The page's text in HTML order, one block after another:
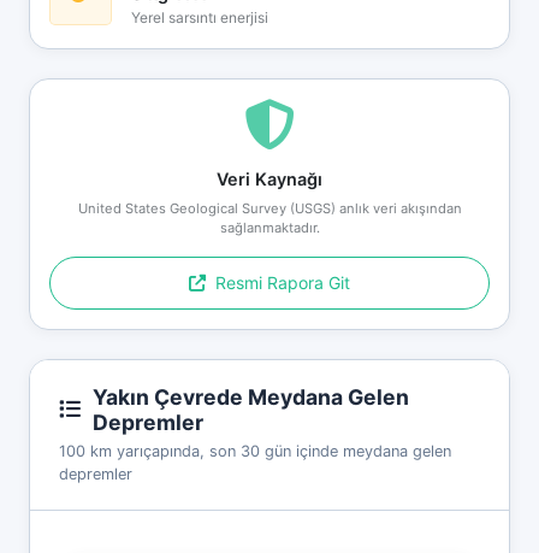
Yerel sarsıntı enerjisi
Veri Kaynağı
United States Geological Survey (USGS) anlık veri akışından
sağlanmaktadır.
Resmi Rapora Git
Yakın Çevrede Meydana Gelen
Depremler
100 km yarıçapında, son 30 gün içinde meydana gelen
depremler